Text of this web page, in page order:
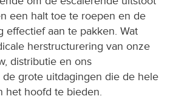
een halt toe te roepen en de
effectief aan te pakken. Wat
herstructurering van onze
distributie en ons
grote uitdagingen die de hele
het hoofd te bieden.